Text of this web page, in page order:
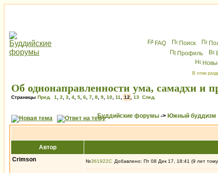
FAQ Поиск
Профиль
В этом
Об однонаправленности ума, самадхи и
Страницы Пред. 1 2 3 4 5 6 7 8 9 10 11 12 13 След.
Буддийские форумы -> Южный буддизм
Автор
Crimson
№361922 Добавлено: Пт 08 Дек 17, 18:41 (9 лет